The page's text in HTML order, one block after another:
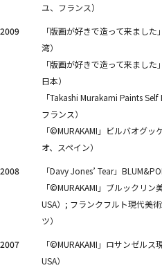
ユ、フランス）
2009
「版画が好きで造って来まし
湾）
「版画が好きで造って来ました
日本）
「Takashi Murakami Paints
フランス）
「©MURAKAMI」ビルバオグ
オ、スペイン）
2008
「Davy Jones’ Tear」
「©MURAKAMI」ブルックリン
USA）; フランクフルト現代美
ツ）
2007
「©MURAKAMI」ロサンゼルス
USA）